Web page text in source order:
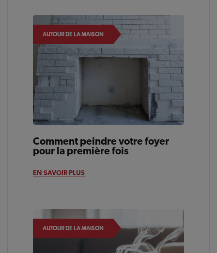
AUTOUR DE LA MAISON
Comment peindre votre foyer
pour la première fois
EN SAVOIR PLUS
AUTOUR DE LA MAISON